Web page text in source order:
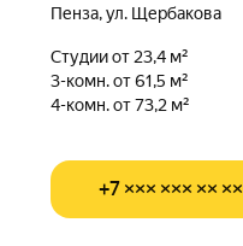
Пенза, ул. Щербакова
Студии от 23,4 м²
3-комн. от 61,5 м²
4-комн. от 73,2 м²
+7 ××× ××× ×× ××